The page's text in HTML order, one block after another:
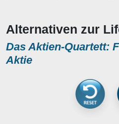
Alternativen zur
Das Aktien-Quartett:
Aktie